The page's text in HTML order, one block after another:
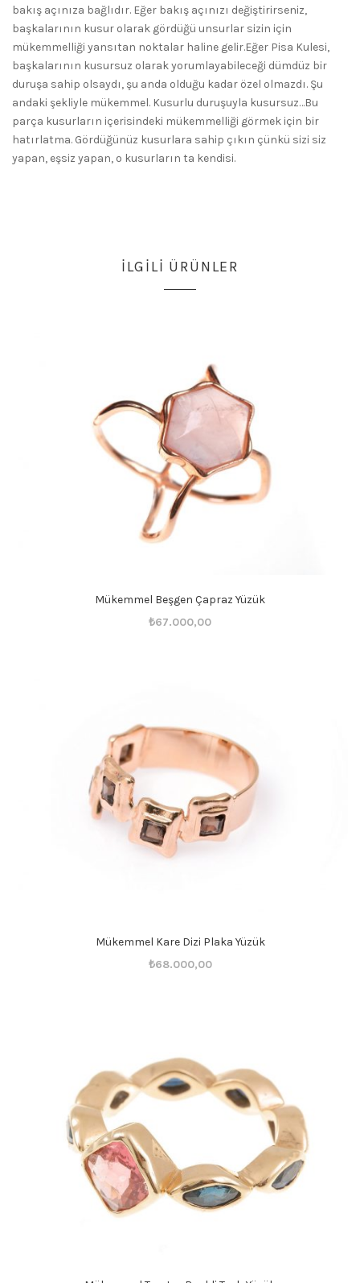
bakış açınıza bağlıdır. Eğer bakış açınızı değiştirirseniz,
başkalarının kusur olarak gördüğü unsurlar sizin için
mükemmelliği yansıtan noktalar haline gelir.Eğer Pisa Kulesi,
başkalarının kusursuz olarak yorumlayabileceği dümdüz bir
duruşa sahip olsaydı, şu anda olduğu kadar özel olmazdı. Şu
andaki şekliyle mükemmel. Kusurlu duruşuyla kusursuz…Bu
parça kusurların içerisindeki mükemmelliği görmek için bir
hatırlatma. Gördüğünüz kusurlara sahip çıkın çünkü sizi siz
yapan, eşsiz yapan, o kusurların ta kendisi.
İLGILI ÜRÜNLER
Mükemmel Beşgen Çapraz Yüzük
Orijinal
₺67.000,00Şu
Mükemmel Kare Dizi Plaka Yüzük
Orijinal
₺68.000,00Şu